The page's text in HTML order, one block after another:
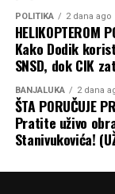
POLITIKA 2 dana ago
HELIKOPTEROM
Kako Dodik
SNSD, dok CIK
BANJALUKA 2 dana
ŠTA PORUČUJE
Pratite uživo
Stanivukovića!